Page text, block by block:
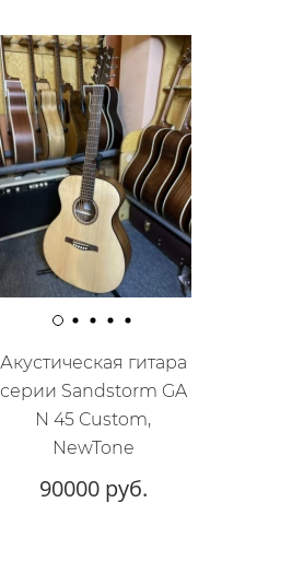
Акустическая гитара
серии Sandstorm GA
N 45 Custom,
NewTone
90000 руб.